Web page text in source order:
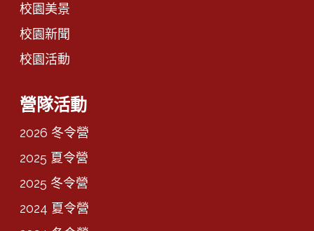
校園美景
校園新聞
校園活動
營隊活動
2026 冬令營
2025 夏令營
2025 冬令營
2024 夏令營